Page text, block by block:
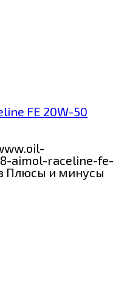
FE 20W-50
aimol-raceline-fe-
Плюсы и минусы